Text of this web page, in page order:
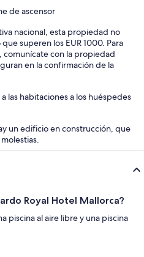
de ascensor
nacional, esta propiedad no
superen los EUR 1000. Para
con la propiedad
en la confirmación de la
las habitaciones a los huéspedes
un edificio en construcción, que
Royal Hotel Mallorca?
piscina al aire libre y una piscina